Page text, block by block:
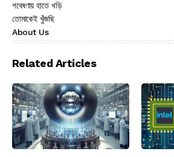
গবেষণায় হাতে খড়ি
তোমাকেই খুঁজছি
About Us
Related Articles